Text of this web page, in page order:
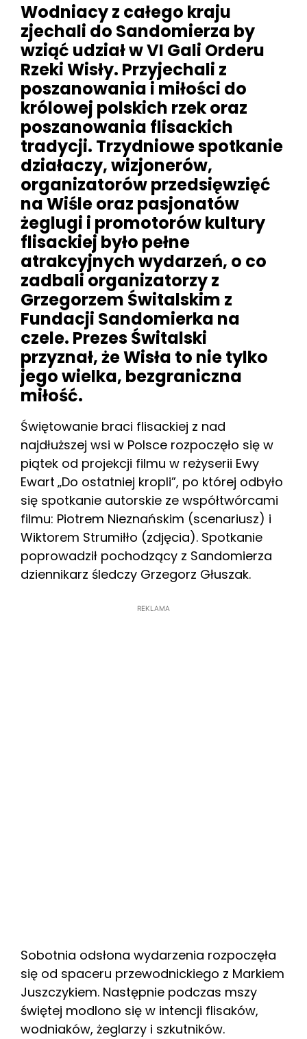
Wodniacy z całego kraju
zjechali do Sandomierza by
wziąć udział w VI Gali Orderu
Rzeki Wisły. Przyjechali z
poszanowania i miłości do
królowej polskich rzek oraz
poszanowania flisackich
tradycji. Trzydniowe spotkanie
działaczy, wizjonerów,
organizatorów przedsięwzięć
na Wiśle oraz pasjonatów
żeglugi i promotorów kultury
flisackiej było pełne
atrakcyjnych wydarzeń, o co
zadbali organizatorzy z
Grzegorzem Świtalskim z
Fundacji Sandomierka na
czele. Prezes Świtalski
przyznał, że Wisła to nie tylko
jego wielka, bezgraniczna
miłość.
Świętowanie braci flisackiej z nad
najdłuższej wsi w Polsce rozpoczęło się w
piątek od projekcji filmu w reżyserii Ewy
Ewart „Do ostatniej kropli”, po której odbyło
się spotkanie autorskie ze współtwórcami
filmu: Piotrem Nieznańskim (scenariusz) i
Wiktorem Strumiłło (zdjęcia). Spotkanie
poprowadził pochodzący z Sandomierza
dziennikarz śledczy Grzegorz Głuszak.
REKLAMA
Sobotnia odsłona wydarzenia rozpoczęła
się od spaceru przewodnickiego z Markiem
Juszczykiem. Następnie podczas mszy
świętej modlono się w intencji flisaków,
wodniaków, żeglarzy i szkutników.